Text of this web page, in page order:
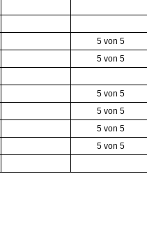
5 von 5
5 von 5
5 von 5
5 von 5
5 von 5
5 von 5